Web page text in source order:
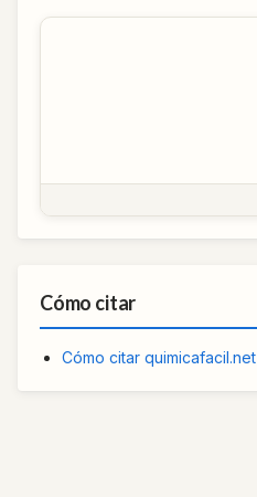
Cómo citar
Cómo citar quimicafacil.net